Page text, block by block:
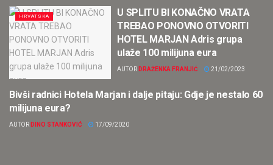
HRVATSKA
U SPLITU BI KONAČNO VRATA
TREBAO PONOVNO OTVORITI
HOTEL MARJAN Adris grupa
ulaže 100 milijuna eura
AUTOR DRAŽENKA FRANJIĆ 21/02/2023
HRVATSKA
Bivši radnici Hotela Marjan i dalje pitaju: Gdje je nestalo 60
milijuna eura?
AUTOR DINO STANKOVIĆ 17/09/2020